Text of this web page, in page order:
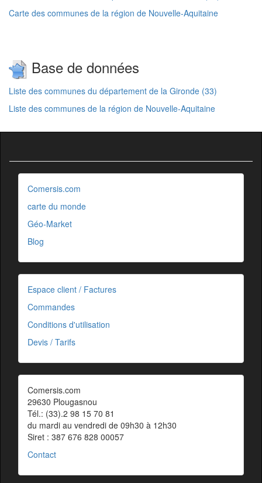
Carte des communes de la région de Nouvelle-Aquitaine
Base de données
Liste des communes du département de la Gironde (33)
Liste des communes de la région de Nouvelle-Aquitaine
Comersis.com
carte du monde
Géo-Market
Blog
Espace client / Factures
Commandes
Conditions d'utilisation
Devis / Tarifs
Comersis.com
29630 Plougasnou
Tél.: (33).2 98 15 70 81
du mardi au vendredi de 09h30 à 12h30
Siret : 387 676 828 00057
Contact